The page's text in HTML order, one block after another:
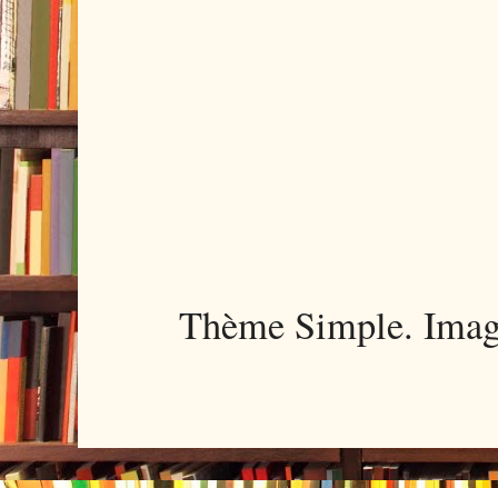
Thème Simple.